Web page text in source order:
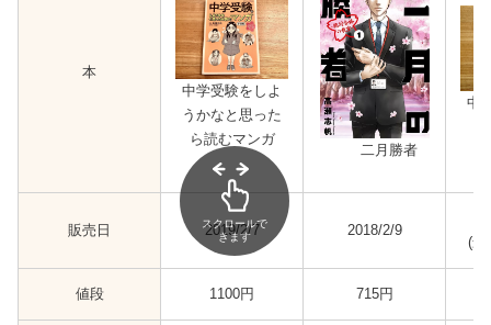
本
中学受験をしよ
うかなと思った
ら読むマンガ
二月勝者
中
販売日 2019/2/7 2018/2/9
(最
値段 1100円 715円
スクロールで
きます